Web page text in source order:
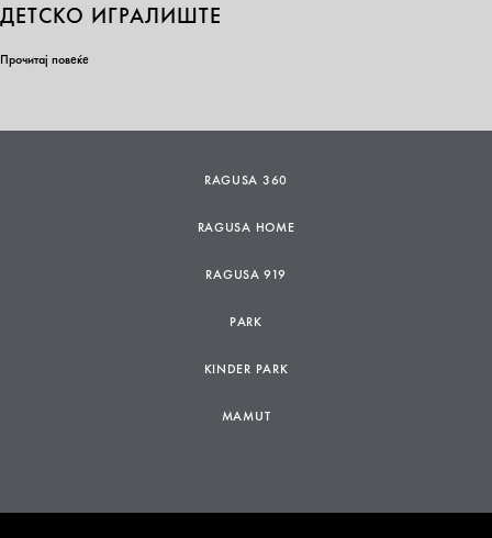
ДЕТСКО ИГРАЛИШТЕ
Прочитај повеќе
RAGUSA 360
RAGUSA HOME
RAGUSA 919
PARK
KINDER PARK
MAMUT